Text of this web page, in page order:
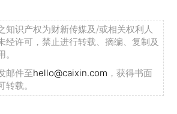
知识产权为财新传媒及/或相关权利人
经许可，禁止进行转载、摘编、复制及
邮件至hello@caixin.com ，获得书面
载。